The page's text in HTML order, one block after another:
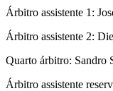
Árbitro assistente 1:
Árbitro assistente 2:
Quarto árbitro: Sandro
Árbitro assistente